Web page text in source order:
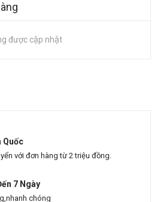
được cập nhật
Quốc
với đơn hàng từ 2 triệu đồng.
7 Ngày
chóng